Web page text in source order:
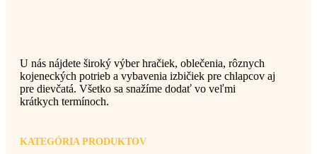
U nás nájdete široký výber hračiek, oblečenia, rôznych
kojeneckých potrieb a vybavenia izbičiek pre chlapcov aj
pre dievčatá. Všetko sa snažíme dodať vo veľmi
krátkych termínoch.
KATEGÓRIA PRODUKTOV